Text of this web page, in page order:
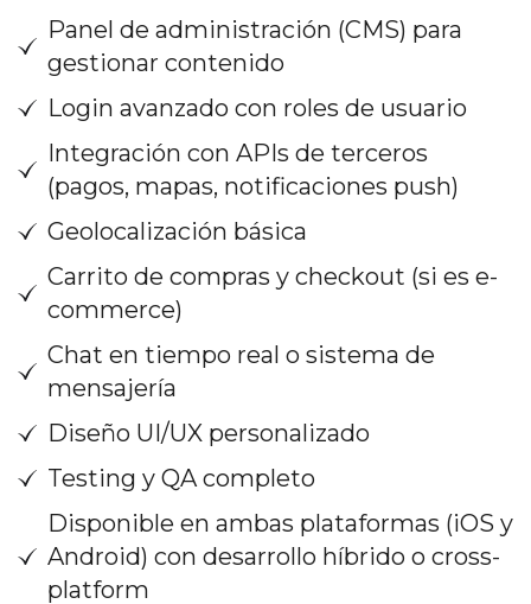
Panel de administración (CMS) para
gestionar contenido
Login avanzado con roles de usuario
Integración con APIs de terceros
(pagos, mapas, notificaciones push)
Geolocalización básica
Carrito de compras y checkout (si es e-
commerce)
Chat en tiempo real o sistema de
mensajería
Diseño UI/UX personalizado
Testing y QA completo
Disponible en ambas plataformas (iOS y
Android) con desarrollo híbrido o cross-
platform